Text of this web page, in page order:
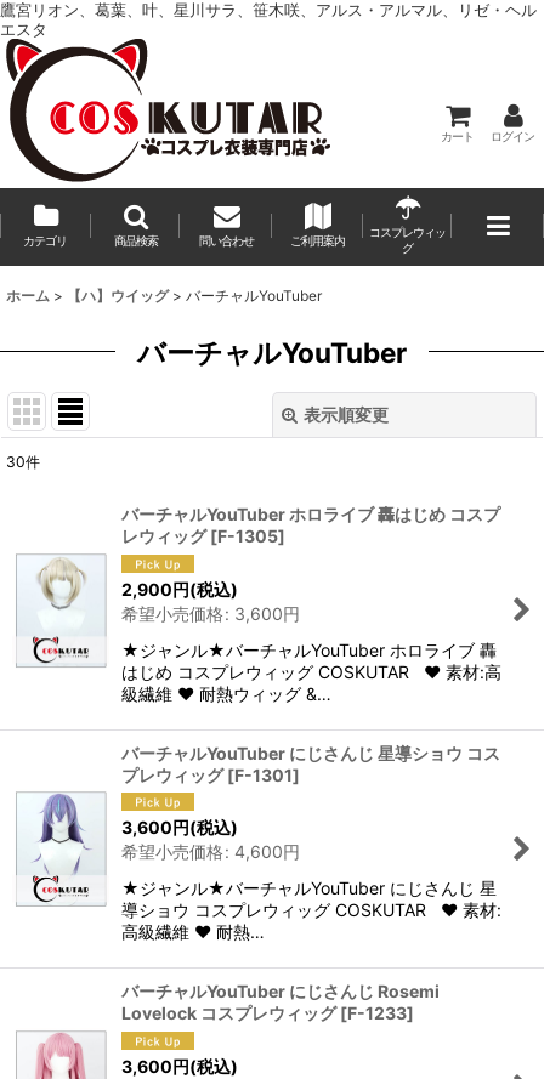
鷹宮リオン、葛葉、叶、星川サラ、笹木咲、アルス・アルマル、リゼ・ヘル
エスタ
カート ログイン
カテゴリ 商品検索 問い合わせ ご利用案内
コスプレウィッ
グ
ホーム > 【ハ】ウイッグ > バーチャルYouTuber
バーチャルYouTuber
表示順変更
並び順:
絞り込む
30件
バーチャルYouTuber ホロライブ 轟はじめ コスプ
レウィッグ [F-1305]
2,900円(税込)
希望小売価格: 3,600円
★ジャンル★バーチャルYouTuber ホロライブ 轟
はじめ コスプレウィッグ COSKUTAR ♥ 素材:高
級繊維 ♥ 耐熱ウィッグ &…
バーチャルYouTuber にじさんじ 星導ショウ コス
プレウィッグ [F-1301]
3,600円(税込)
希望小売価格: 4,600円
★ジャンル★バーチャルYouTuber にじさんじ 星
導ショウ コスプレウィッグ COSKUTAR ♥ 素材:
高級繊維 ♥ 耐熱…
バーチャルYouTuber にじさんじ Rosemi
Lovelock コスプレウィッグ [F-1233]
3,600円(税込)